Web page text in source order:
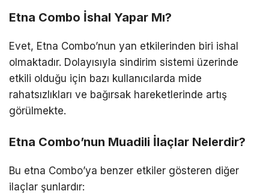
Etna Combo İshal Yapar Mı?
Evet, Etna Combo’nun yan etkilerinden biri ishal
olmaktadır. Dolayısıyla sindirim sistemi üzerinde
etkili olduğu için bazı kullanıcılarda mide
rahatsızlıkları ve bağırsak hareketlerinde artış
görülmekte.
Etna Combo’nun Muadili İlaçlar Nelerdir?
Bu etna Combo’ya benzer etkiler gösteren diğer
ilaçlar şunlardır: